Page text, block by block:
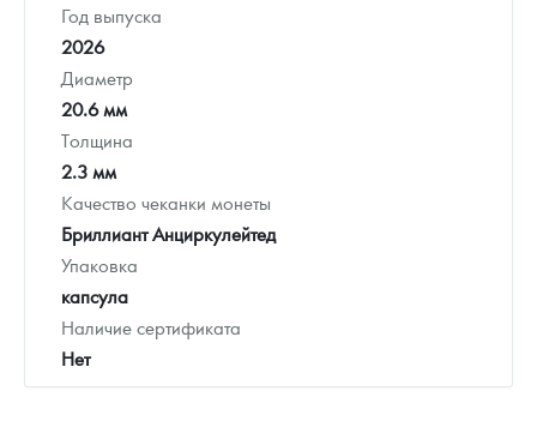
Год выпуска
2026
Диаметр
20.6 мм
Толщина
2.3 мм
Качество чеканки монеты
Бриллиант Анциркулейтед
Упаковка
капсула
Наличие сертификата
Нет